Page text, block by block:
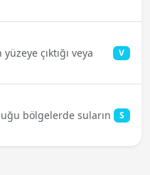
çıktığı veya
V
bölgelerde suların
S